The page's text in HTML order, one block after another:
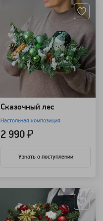
Сказочный лес
Настольная композиция
2 990 ₽
Узнать о поступлении